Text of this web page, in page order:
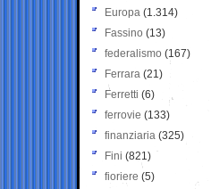
Europa (1.314)
Fassino (13)
federalismo (167)
Ferrara (21)
Ferretti (6)
ferrovie (133)
finanziaria (325)
Fini (821)
fioriere (5)